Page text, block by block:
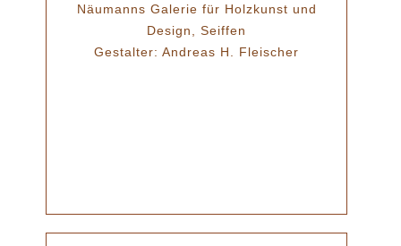
Näumanns Galerie für Holzkunst und
Design, Seiffen
Gestalter: Andreas H. Fleischer